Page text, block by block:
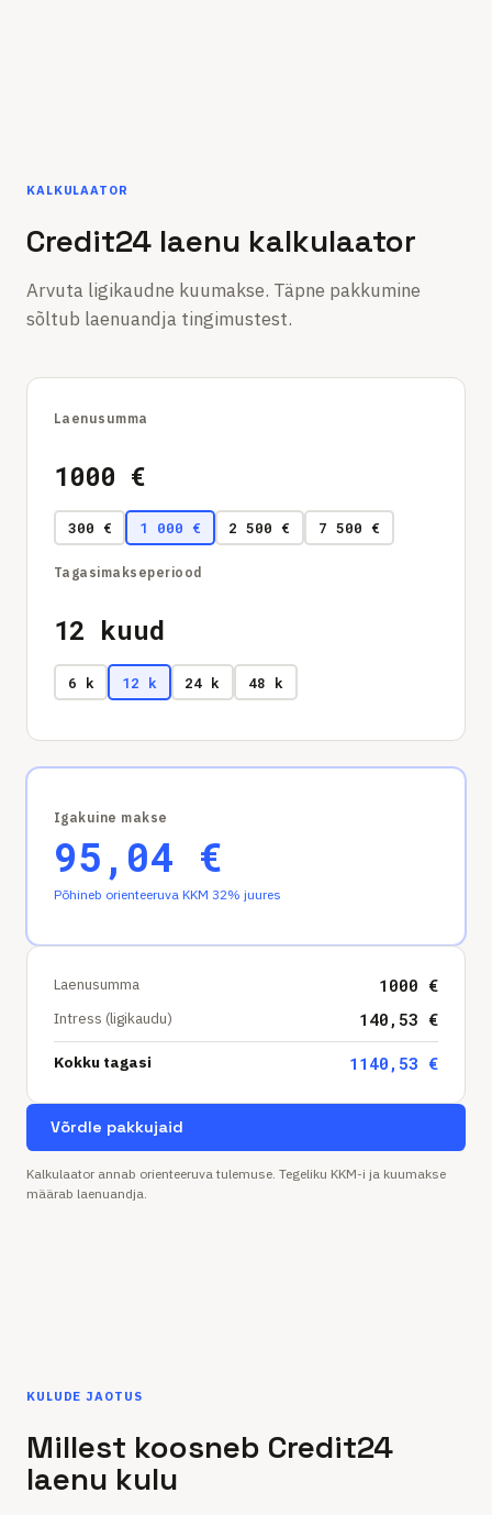
KALKULAATOR
Credit24 laenu kalkulaator
Arvuta ligikaudne kuumakse. Täpne pakkumine
sõltub laenuandja tingimustest.
Laenusumma
1000 €
300 € 1 000 € 2 500 € 7 500 €
Tagasimakseperiood
12 kuud
6 k 12 k 24 k 48 k
Igakuine makse
95,04 €
Põhineb orienteeruva KKM 32% juures
Laenusumma 1000 €
Intress (ligikaudu) 140,53 €
Kokku tagasi 1140,53 €
Võrdle pakkujaid
Kalkulaator annab orienteeruva tulemuse. Tegeliku KKM-i ja kuumakse
määrab laenuandja.
KULUDE JAOTUS
Millest koosneb Credit24
laenu kulu